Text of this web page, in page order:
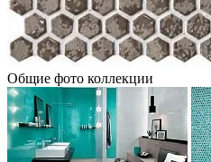
Общие фото коллекции